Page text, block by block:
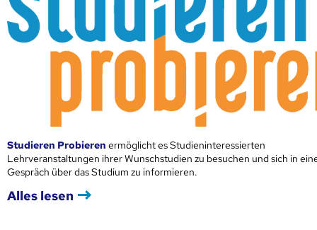
Studieren Probieren ermöglicht es Studieninteressierten
Lehrveranstaltungen ihrer Wunschstudien zu besuchen und sich in
Gespräch über das Studium zu informieren.
Alles lesen